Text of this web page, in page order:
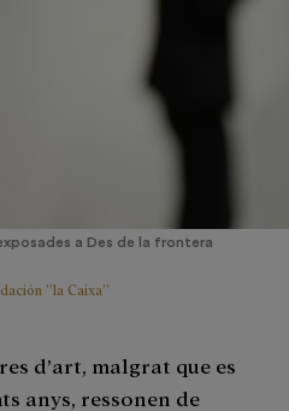
a Des de la frontera
”la Caixa”
d’art, malgrat que es
anys, ressonen de